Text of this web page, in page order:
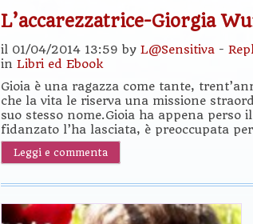
L’accarezzatrice-Giorgia
il 01/04/2014 13:59 by L@Sensitiva -
in Libri ed Ebook
Gioia è una ragazza come tante,
che la vita le riserva una missione
suo stesso nome.Gioia ha appena
fidanzato l’ha lasciata, è preoccupata
Leggi e commenta